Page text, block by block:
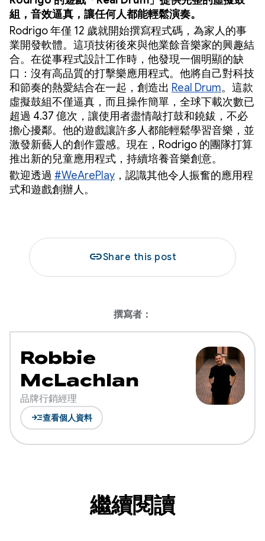
組，音效逼真，讓任何人都能輕鬆演奏。
Rodrigo 年僅 12 歲就開始撰寫程式碼，為家人的事
業開發軟體。這項技術後來與他業餘音樂家的興趣結
合。在從事程式設計工作時，他發現一個明顯的缺
口：沒有高品質的打擊樂應用程式。他將自己對科技
和節奏的熱愛結合在一起，創造出 Real Drum。這款
虛擬鼓組不僅逼真，而且操作簡單，全球下載次數已
超過 4.37 億次，讓使用者盡情敲打鼓和鐃鈸，不必
擔心擾鄰。他的遊戲讓許多人都能輕鬆學習音樂，並
激發新藝人的創作靈感。現在，Rodrigo 的團隊打算
推出新的兒童應用程式，持續培養音樂創意。
歡迎透過 #WeArePlay ，認識其他令人振奮的應用程
式和遊戲創辦人。
linkShare this post
撰寫者：
Robbie
McLachlan
品牌行銷經理
read_more查看個人資料
繼續閱讀